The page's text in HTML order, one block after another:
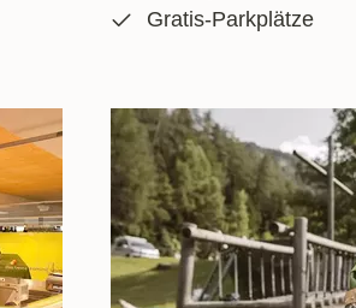
Gratis-Parkplätze